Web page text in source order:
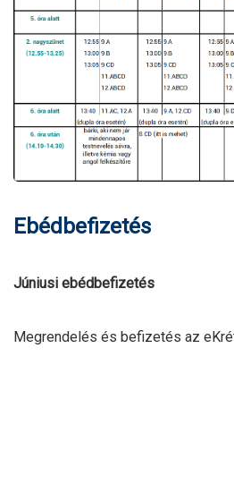
Ebédbefizetés
Júniusi ebédbefizetés
Megrendelés és befizetés az